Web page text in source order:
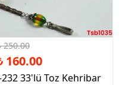
İndirim
250.00
160.00
232 33'lü Toz Kehribar